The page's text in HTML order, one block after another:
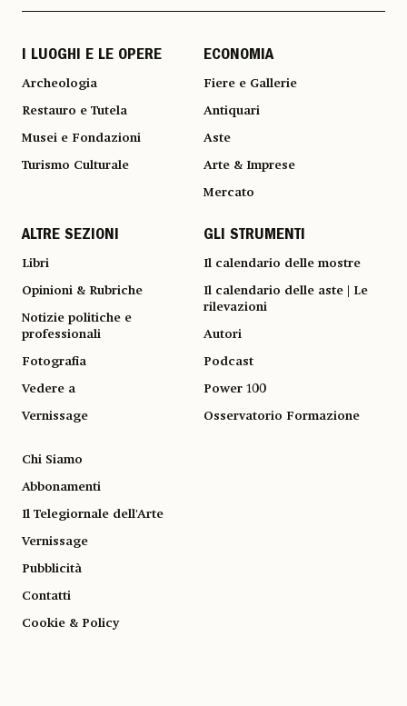
I LUOGHI E LE OPERE
Archeologia
Restauro e Tutela
Musei e Fondazioni
Turismo Culturale
ECONOMIA
Fiere e Gallerie
Antiquari
Aste
Arte & Imprese
Mercato
ALTRE SEZIONI
Libri
Opinioni & Rubriche
Notizie politiche e
professionali
Fotografia
Vedere a
Vernissage
GLI STRUMENTI
Il calendario delle mostre
Il calendario delle aste | Le
rilevazioni
Autori
Podcast
Power 100
Osservatorio Formazione
Chi Siamo
Abbonamenti
Il Telegiornale dell'Arte
Vernissage
Pubblicità
Contatti
Cookie & Policy